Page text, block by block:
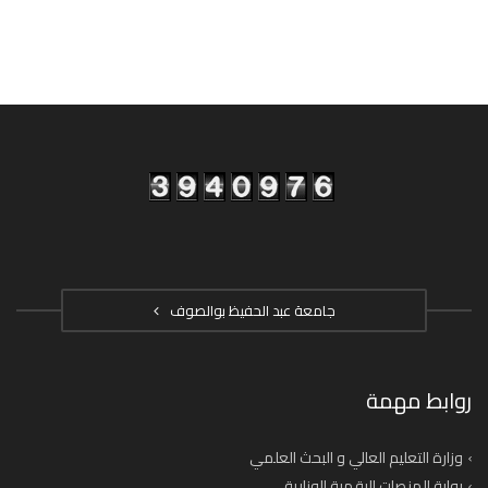
جامعة عبد الحفيظ بوالصوف
روابط مهمة
وزارة التعليم العالي و البحث العلمي